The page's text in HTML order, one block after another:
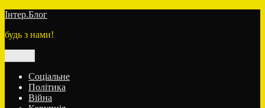
Перейти
вмісту
Інтер.Блог
будь з нами!
Соціальне
Політика
Війна